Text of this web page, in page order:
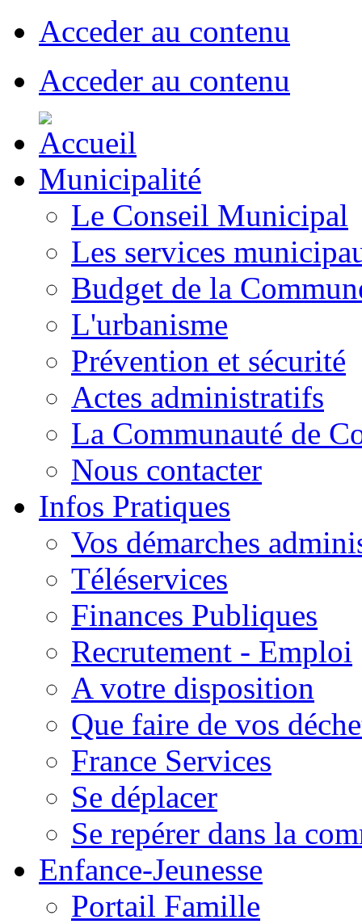
Acceder au contenu
Acceder au contenu
Municipalité
Le Conseil Municipal
Les services
Budget de la
L'urbanisme
Prévention et sécurité
Actes administratifs
La Communauté de
Nous contacter
Infos Pratiques
Vos démarches
Téléservices
Finances Publiques
Recrutement - Emploi
A votre disposition
Que faire de vos
France Services
Se déplacer
Se repérer dans la
Enfance-Jeunesse
Portail Famille